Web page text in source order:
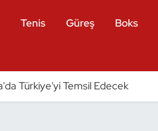
Tenis Güreş Boks
Türkiye'yi Temsil Edecek